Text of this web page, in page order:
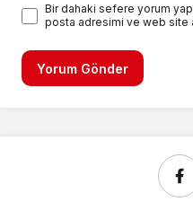
Bir dahaki sefere yorum
posta adresimi ve web site
Yorum Gönder